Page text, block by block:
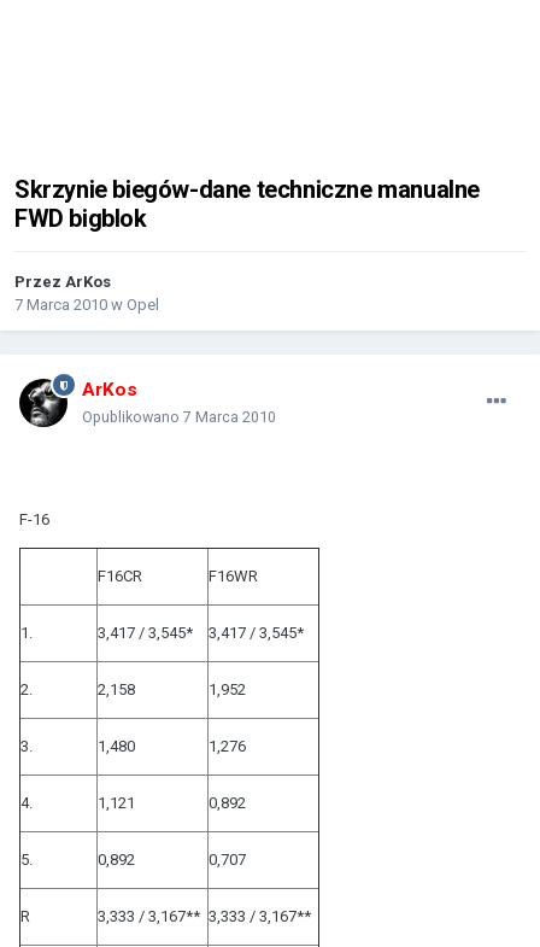
Skrzynie biegów-dane techniczne manualne
FWD bigblok
Przez ArKos
7 Marca 2010 w Opel
ArKos
Opublikowano 7 Marca 2010
F-16
F16CR F16WR
1. 3,417 / 3,545* 3,417 / 3,545*
2. 2,158 1,952
3. 1,480 1,276
4. 1,121 0,892
5. 0,892 0,707
R 3,333 / 3,167** 3,333 / 3,167**